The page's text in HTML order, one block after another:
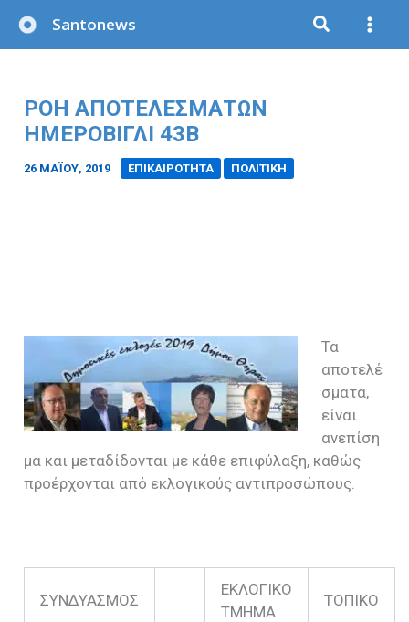
στο
Santonews
ΡΟΗ ΑΠΟΤΕΛΕΣΜΑΤΩΝ
ΗΜΕΡΟΒΙΓΛΙ 43Β
26 ΜΑΪ́ΟΥ, 2019 ΕΠΙΚΑΙΡΟΤΗΤΑ ΠΟΛΙΤΙΚΗ
Τα
αποτελέ
σματα,
είναι
ανεπίση
μα και μεταδίδονται με κάθε επιφύλαξη, καθώς
προέρχονται από εκλογικούς αντιπροσώπους.
ΣΥΝΔΥΑΣΜΟΣ
ΕΚΛΟΓΙΚΟ
ΤΜΗΜΑ
ΤΟΠΙΚΟ